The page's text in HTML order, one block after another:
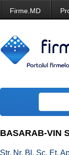
Firme.MD
BASARAB-VIN
Str. Nr. Bl. Sc. Et.